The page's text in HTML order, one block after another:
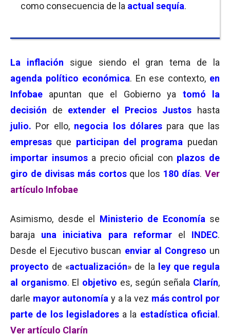
como consecuencia de la actual sequía.
La inflación sigue siendo el gran tema de la
agenda político económica. En ese contexto, en
Infobae apuntan que el Gobierno ya tomó la
decisión de extender el Precios Justos
hasta
julio. Por ello, negocia los dólares para que las
empresas que participan del programa puedan
importar insumosa precio oficial con plazos de
giro de divisas más cortosque los 180 días.Ver
artículo Infobae
Asimismo, desde el Ministerio de Economía se
baraja una iniciativa para reformarel INDEC.
Desde el Ejecutivo buscan enviar al Congreso un
proyecto de «actualización» de la ley que regula
al organismo. El objetivo es, según señala Clarín,
darle mayor autonomía y a la vez más control por
parte de los legisladores a la estadística oficial .
Ver artículo Clarín